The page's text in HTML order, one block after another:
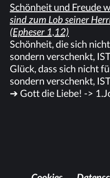
Schön­heit und Freu­de
sind zum Lob sei­ner
(Ephe­ser 1,12)
Schön­heit, die sich
son­dern ver­schenkt,
Glück, dass sich nicht
son­dern ver­schenkt,
➔ Gott die Lie­be! ->